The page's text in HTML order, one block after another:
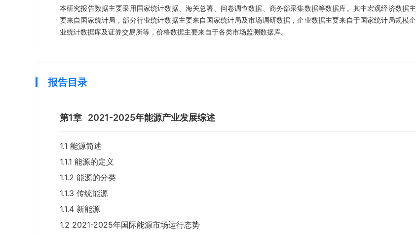
本研究报告数据主要采用国家统计数据、海关总署、问卷调查数据、商务部采集数据等数据库。其中宏观经济数据主
要来自国家统计局，部分行业统计数据主要来自国家统计局及市场调研数据，企业数据主要来自于国家统计局规模企
业统计数据库及证券交易所等，价格数据主要来自于各类市场监测数据库。
报告目录
第1章 2021-2025年能源产业发展综述
1.1 能源简述
1.1.1 能源的定义
1.1.2 能源的分类
1.1.3 传统能源
1.1.4 新能源
1.2 2021-2025年国际能源市场运行态势